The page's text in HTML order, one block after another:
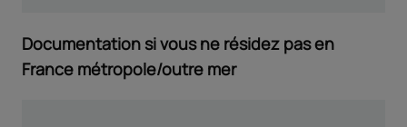
Documentation si vous ne résidez pas en
France métropole/outre mer